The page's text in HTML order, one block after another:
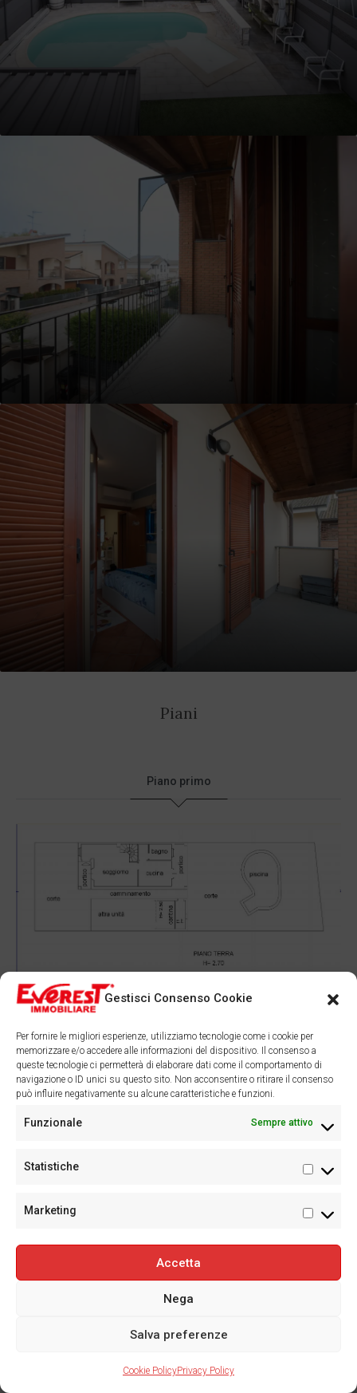
Gestisci Consenso Cookie
Per fornire le migliori esperienze, utilizziamo tecnologie come i cookie per
memorizzare e/o accedere alle informazioni del dispositivo. Il consenso a
queste tecnologie ci permetterà di elaborare dati come il comportamento di
navigazione o ID unici su questo sito. Non acconsentire o ritirare il consenso
può influire negativamente su alcune caratteristiche e funzioni.
Funzionale Sempre attivo
Statistiche
Marketing
Accetta
Nega
Salva preferenze
Cookie PolicyPrivacy Policy
Piani
Piano primo
Richiedi informazioni su
questo immobile